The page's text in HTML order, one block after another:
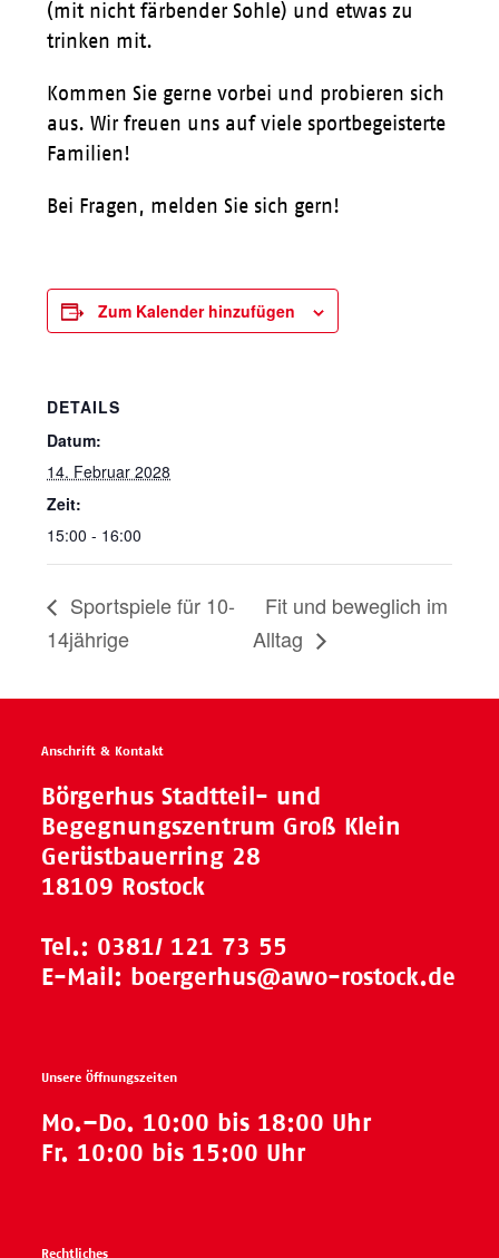
(mit nicht färbender Sohle) und etwas zu
trinken mit.
Kommen Sie gerne vorbei und probieren sich
aus. Wir freuen uns auf viele sportbegeisterte
Familien!
Bei Fragen, melden Sie sich gern!
Zum Kalender hinzufügen
DETAILS
Datum:
14. Februar 2028
Zeit:
15:00 - 16:00
Sportspiele für 10-
14jährige
Fit und beweglich im
Alltag
Anschrift & Kontakt
Börgerhus Stadtteil- und
Begegnungszentrum Groß Klein
Gerüstbauerring 28
18109 Rostock
Tel.: 0381/ 121 73 55
E-Mail: boergerhus@awo-rostock.de
Unsere Öffnungszeiten
Mo.–Do. 10:00 bis 18:00 Uhr
Fr. 10:00 bis 15:00 Uhr
Rechtliches